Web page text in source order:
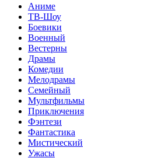
Аниме
ТВ-Шоу
Боевики
Военный
Вестерны
Драмы
Комедии
Мелодрамы
Семейный
Мультфильмы
Приключения
Фэнтези
Фантастика
Мистический
Ужасы